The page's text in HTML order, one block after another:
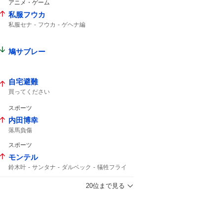
アニメ・ゲーム
私服フウカ
私服セナ フウカ ゲヘナ編
鳩サブレー
自宅避難
買ってください
スポーツ
内田博幸
落馬負傷
スポーツ
モンテル
鈴木叶 サンタナ ダルベック
犠牲フライ
20位まで見る